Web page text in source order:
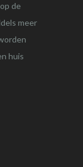
de
meer
huis